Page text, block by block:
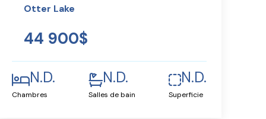
Otter Lake
44 900$
N.D.
Chambres
N.D.
Salles de bain
N.D.
Superficie